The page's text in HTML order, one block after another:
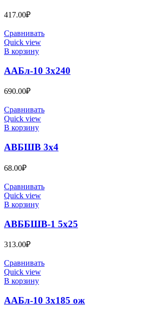
417.00₽
Сравнивать
Quick view
В корзину
ААБл-10 3х240
690.00₽
Сравнивать
Quick view
В корзину
АВБШВ 3х4
68.00₽
Сравнивать
Quick view
В корзину
АВББШВ-1 5х25
313.00₽
Сравнивать
Quick view
В корзину
ААБл-10 3х185 ож